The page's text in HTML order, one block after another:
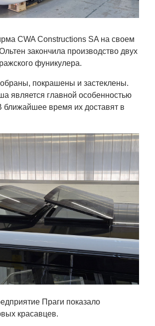
CWA Constructions SA на своем
закончила производство двух
фуникулера.
покрашены и застеклены.
является главной особенностью
ближайшее время их доставят в
Праги показало
красавцев.